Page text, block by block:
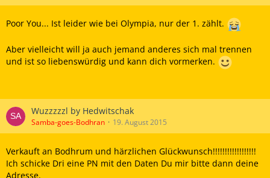
Poor You... Ist leider wie bei Olympia, nur der 1. zählt.
Aber vielleicht will ja auch jemand anderes sich mal trennen
und ist so liebenswürdig und kann dich vormerken.
Wuzzzzzl by Hedwitschak
Samba-goes-Bodhran 19. August 2015
Verkauft an Bodhrum und härzlichen Glückwunsch!!!!!!!!!!!!!!!!!!
Ich schicke Dri eine PN mit den Daten Du mir bitte dann deine
Adresse.